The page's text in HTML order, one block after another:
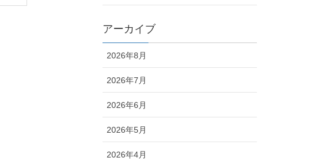
アーカイブ
2026年8月
2026年7月
2026年6月
2026年5月
2026年4月